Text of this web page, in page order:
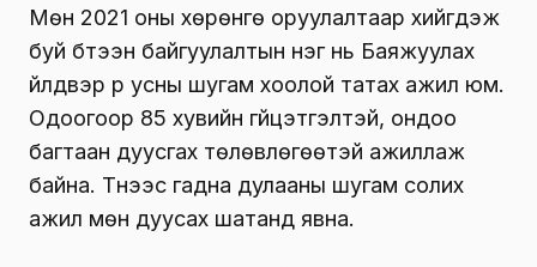
Мөн 2021 оны хөрөнгө оруулалтаар хийгдэж
буй бүтээн байгуулалтын нэг нь Баяжуулах
үйлдвэр рүү усны шугам хоолой татах ажил юм.
Одоогоор 85 хувийн гүйцэтгэлтэй, ондоо
багтаан дуусгах төлөвлөгөөтэй ажиллаж
байна. Түүнээс гадна дулааны шугам солих
ажил мөн дуусах шатанд явна.